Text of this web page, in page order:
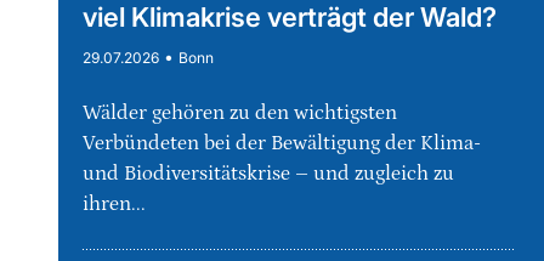
viel Klimakrise verträgt der Wald?
29.07.2026 • Bonn
Wälder gehören zu den wichtigsten
Verbündeten bei der Bewältigung der Klima-
und Biodiversitätskrise – und zugleich zu
ihren...